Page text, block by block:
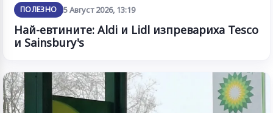
ПОЛЕЗНО 5 Август 2026, 13:19
Най-евтините: Aldi и Lidl изпревариха Tesco
и Sainsbury's